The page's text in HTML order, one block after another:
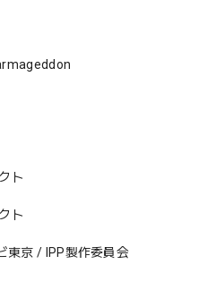
ト
ト
東京 / IPP製作委員会